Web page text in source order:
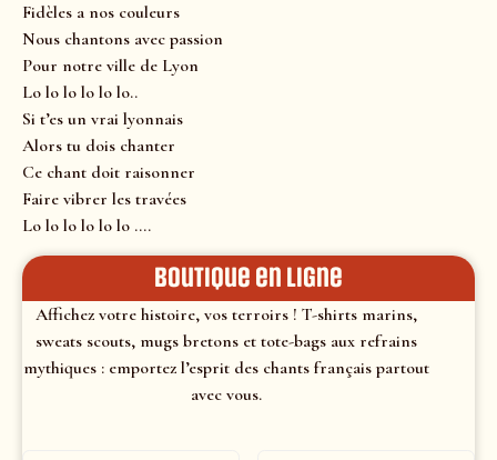
Fidèles a nos couleurs
Nous chantons avec passion
Pour notre ville de Lyon
Lo lo lo lo lo lo..
Si t’es un vrai lyonnais
Alors tu dois chanter
Ce chant doit raisonner
Faire vibrer les travées
Lo lo lo lo lo lo ….
Boutique en ligne
Affichez votre histoire, vos terroirs ! T-shirts marins,
sweats scouts, mugs bretons et tote-bags aux refrains
mythiques : emportez l’esprit des chants français partout
avec vous.